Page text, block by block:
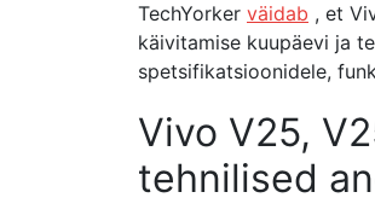
TechYorker väidab , et
käivitamise kuupäevi ja
spetsifikatsioonidele,
Vivo V25,
tehnilised